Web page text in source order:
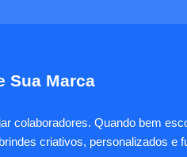
Sua Marca
colaboradores. Quando bem
criativos, personalizados e